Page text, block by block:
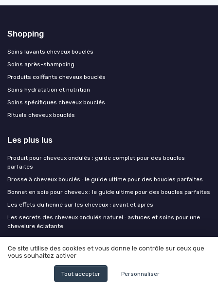
Shopping
Soins lavants cheveux bouclés
Soins après-shampoing
Produits coiffants cheveux bouclés
Soins hydratation et nutrition
Soins spécifiques cheveux bouclés
Rituels cheveux bouclés
Les plus lus
Produit pour cheveux ondulés : guide complet pour des boucles
parfaites
Brosse à cheveux bouclés : le guide ultime pour des boucles parfaites
Bonnet en soie pour cheveux : le guide ultime pour des boucles parfaites
Les effets du henné sur les cheveux : avant et après
Les secrets des cheveux ondulés naturel : astuces et soins pour une
chevelure éclatante
Les derniers articles
Colorer ses cheveux bouclés sans perdre sa boucle : balayage, henné et
alternatives douces
Ce site utilise des cookies et vous donne le contrôle sur ceux que
vous souhaitez activer
Tout accepter Personnaliser